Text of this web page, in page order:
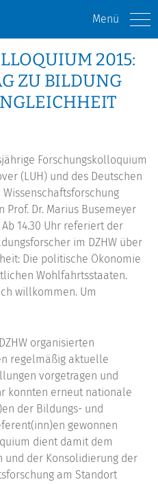
Menü
2015:
ZU BILDUNG
Forschungskolloquium
(LUH) und des Deutschen
Prof. Dr. Marius Busemeyer
14.30 Uhr referiert der
im DZHW über
Die politische Ökonomie
Wohlfahrtsstaaten.
willkommen. Um
organisierten
regelmäßig aktuelle
vorgetragen und
konnten erneut nationale
der Bildungs- und
gewonnen
dient damit dem
und der Konsolidierung der
am Standort